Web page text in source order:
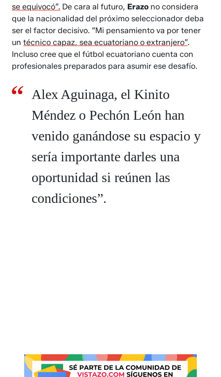
se equivocó”. De cara al futuro, Erazo no considera
que la nacionalidad del próximo seleccionador deba
ser el factor decisivo. “Mi pensamiento va por tener
untécnico capaz, sea ecuatoriano o extranjero”.
Incluso cree que el fútbol ecuatoriano cuenta con
profesionales preparados para asumir ese desafío.
Alex Aguinaga, el Kinito
Méndez o Pechón León han
venido ganándose su espacio y
sería importante darles una
oportunidad si reúnen las
condiciones”.